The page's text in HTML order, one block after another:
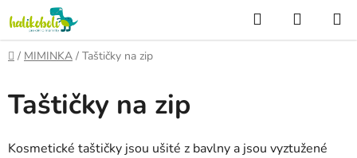
na
obsah
Hledat
KOŠÍK
Domů
/ MIMINKA / Taštičky na zip
Taštičky na zip
Kosmetické taštičky jsou ušité z bavlny a jsou vyztužené